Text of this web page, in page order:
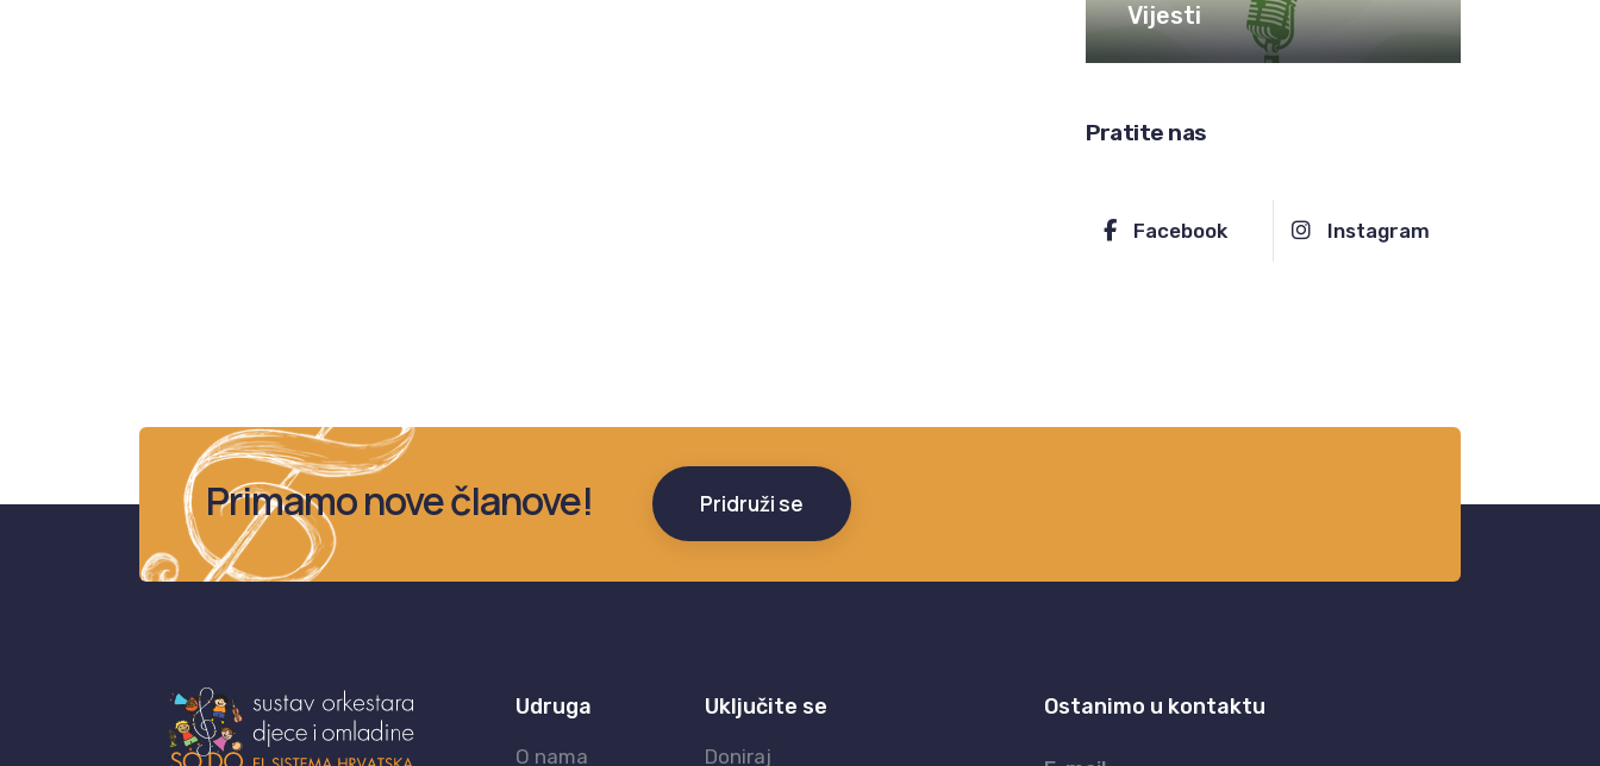
Vijesti
Pratite nas
Facebook Instagram
Primamo nove članove! Pridruži se
Udruga
O nama
Uključite se
Doniraj
Ostanimo u kontaktu